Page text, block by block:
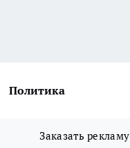
Политика
Заказать рекламу